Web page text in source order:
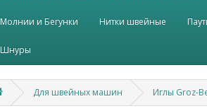
Молнии и Бегунки Нитки швейные
Шнуры
Для швейных машин Иглы Groz-